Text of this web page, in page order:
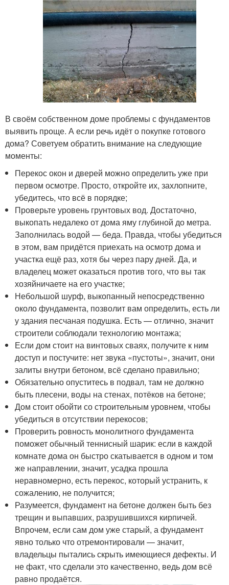
В своём собственном доме проблемы с фундаментов
выявить проще. А если речь идёт о покупке готового
дома? Советуем обратить внимание на следующие
моменты:
Перекос окон и дверей можно определить уже при
первом осмотре. Просто, откройте их, захлопните,
убедитесь, что всё в порядке;
Проверьте уровень грунтовых вод. Достаточно,
выкопать недалеко от дома яму глубиной до метра.
Заполнилась водой — беда. Правда, чтобы убедиться
в этом, вам придётся приехать на осмотр дома и
участка ещё раз, хотя бы через пару дней. Да, и
владелец может оказаться против того, что вы так
хозяйничаете на его участке;
Небольшой шурф, выкопанный непосредственно
около фундамента, позволит вам определить, есть ли
у здания песчаная подушка. Есть — отлично, значит
строители соблюдали технологию монтажа;
Если дом стоит на винтовых сваях, получите к ним
доступ и постучите: нет звука «пустоты», значит, они
залиты внутри бетоном, всё сделано правильно;
Обязательно опуститесь в подвал, там не должно
быть плесени, воды на стенах, потёков на бетоне;
Дом стоит обойти со строительным уровнем, чтобы
убедиться в отсутствии перекосов;
Проверить ровность монолитного фундамента
поможет обычный теннисный шарик: если в каждой
комнате дома он быстро скатывается в одном и том
же направлении, значит, усадка прошла
неравномерно, есть перекос, который устранить, к
сожалению, не получится;
Разумеется, фундамент на бетоне должен быть без
трещин и выпавших, разрушившихся кирпичей.
Впрочем, если сам дом уже старый, а фундамент
явно только что отремонтировали — значит,
владельцы пытались скрыть имеющиеся дефекты. И
не факт, что сделали это качественно, ведь дом всё
равно продаётся.